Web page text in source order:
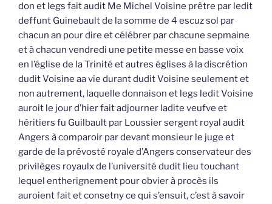
don et legs fait audit Me Michel Voisine prêtre par ledit
deffunt Guinebault de la somme de 4 escuz sol par
chacun an pour dire et célébrer par chacune sepmaine
et à chacun vendredi une petite messe en basse voix
en l’église de la Trinité et autres églises à la discrétion
dudit Voisine aa vie durant dudit Voisine seulement et
non autrement, laquelle donnaison et legs ledit Voisine
auroit le jour d’hier fait adjourner ladite veufve et
héritiers fu Guilbault par Loussier sergent royal audit
Angers à comparoir par devant monsieur le juge et
garde de la prévosté royale d’Angers conservateur des
privilèges royaulx de l’université dudit lieu touchant
lequel entherignement pour obvier à procès ils
auroient fait et consetny ce qui s’ensuit, c’est à savoir